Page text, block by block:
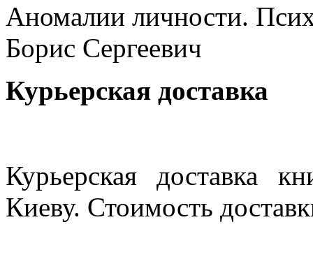
Аномалии личности.
Борис Сергеевич
Курьерская доставка
Курьерская доставка
Киеву. Стоимость